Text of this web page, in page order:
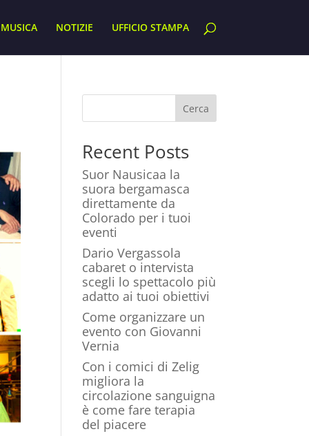
MUSICA NOTIZIE UFFICIO STAMPA
Cerca
Recent Posts
Suor Nausicaa la
suora bergamasca
direttamente da
Colorado per i tuoi
eventi
Dario Vergassola
cabaret o intervista
scegli lo spettacolo più
adatto ai tuoi obiettivi
Come organizzare un
evento con Giovanni
Vernia
Con i comici di Zelig
migliora la
circolazione sanguigna
è come fare terapia
del piacere